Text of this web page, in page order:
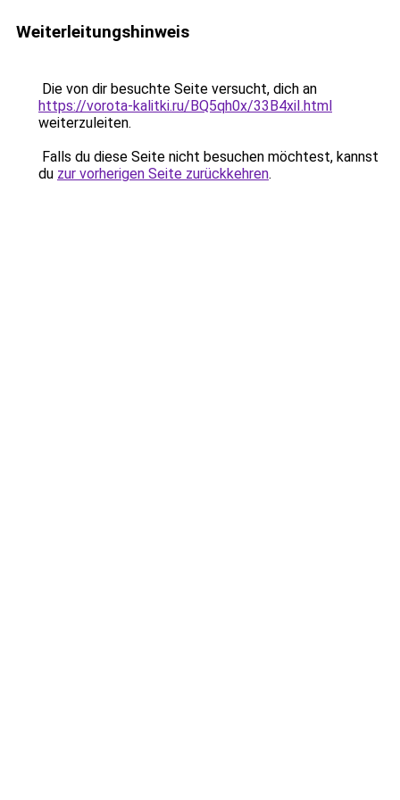
Weiterleitungshinweis
Die von dir besuchte Seite versucht, dich an
https://vorota-kalitki.ru/BQ5qh0x/33B4xiI.html
weiterzuleiten.
Falls du diese Seite nicht besuchen möchtest, kannst
du zur vorherigen Seite zurückkehren.